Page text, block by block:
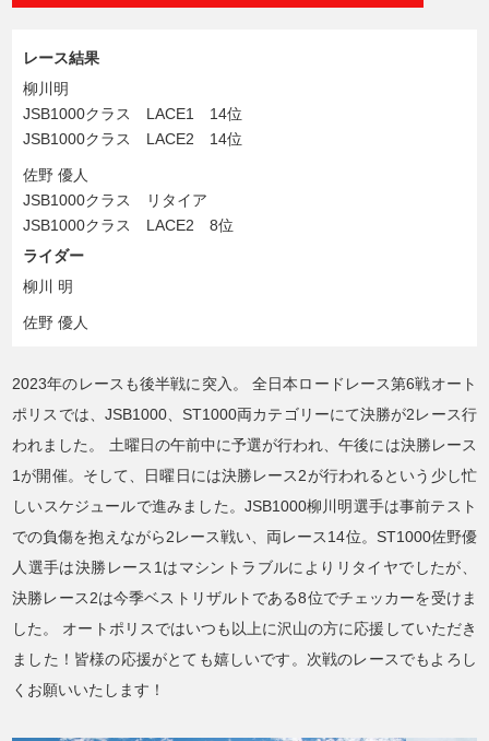
レース結果
柳川明
JSB1000クラス LACE1 14位
JSB1000クラス LACE2 14位
佐野 優人
JSB1000クラス リタイア
JSB1000クラス LACE2 8位
ライダー
柳川 明
佐野 優人
2023年のレースも後半戦に突入。
全日本ロードレース第6戦オート
ポリスでは、JSB1000、ST1000両カテゴリーにて決勝が2レース行
われました。
土曜日の午前中に予選が行われ、午後には決勝レース
1が開催。そして、日曜日には決勝レース2が行われるという少し忙
しいスケジュールで進みました。JSB1000柳川明選手は事前テスト
での負傷を抱えながら2レース戦い、両レース14位。ST1000佐野優
人選手は決勝レース1はマシントラブルによりリタイヤでしたが、
決勝レース2は今季ベストリザルトである8位でチェッカーを受けま
した。
オートポリスではいつも以上に沢山の方に応援していただき
ました！皆様の応援がとても嬉しいです。次戦のレースでもよろし
くお願いいたします！